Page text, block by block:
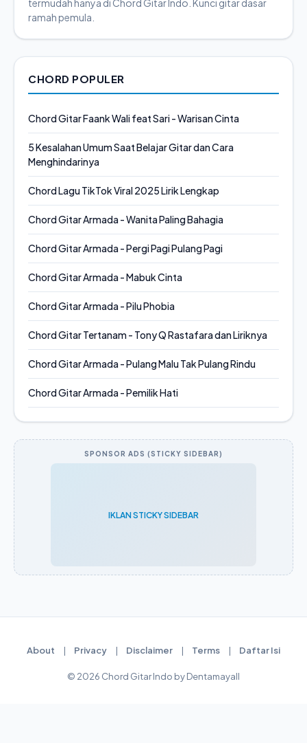
termudah hanya di Chord Gitar Indo. Kunci gitar dasar
ramah pemula.
CHORD POPULER
Chord Gitar Faank Wali feat Sari - Warisan Cinta
5 Kesalahan Umum Saat Belajar Gitar dan Cara
Menghindarinya
Chord Lagu TikTok Viral 2025 Lirik Lengkap
Chord Gitar Armada - Wanita Paling Bahagia
Chord Gitar Armada - Pergi Pagi Pulang Pagi
Chord Gitar Armada - Mabuk Cinta
Chord Gitar Armada - Pilu Phobia
Chord Gitar Tertanam - Tony Q Rastafara dan Liriknya
Chord Gitar Armada - Pulang Malu Tak Pulang Rindu
Chord Gitar Armada - Pemilik Hati
SPONSOR ADS (STICKY SIDEBAR)
IKLAN STICKY SIDEBAR
About | Privacy | Disclaimer | Terms | Daftar Isi
© 2026 Chord Gitar Indo by Dentamayall